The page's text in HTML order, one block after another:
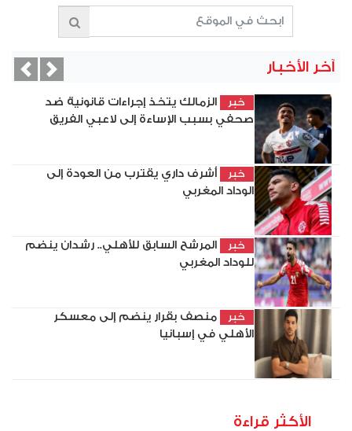
آخر الأخبار
خبر
الزمالك يتخذ إجراءات قانونية ضد
صحفي بسبب الإساءة إلى لاعبي الفريق
خبر
أشرف داري يقترب من العودة إلى
الوداد المغربي
خبر
المرشح السابق للأهلي.. رشدان ينضم
للوداد المغربي
خبر
منصف بقرار ينضم إلى معسكر
الأهلي في إسبانيا
Next
الأكثر قراءة